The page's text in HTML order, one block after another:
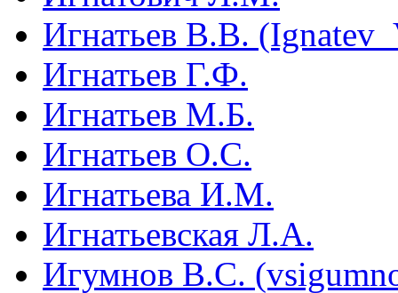
Игнатьев В.В.
Игнатьев Г.Ф.
Игнатьев М.Б.
Игнатьев О.С.
Игнатьева И.М.
Игнатьевская Л.А.
Игумнов В.С.